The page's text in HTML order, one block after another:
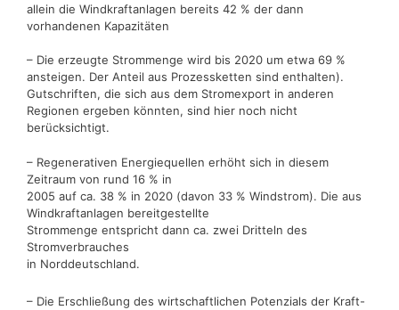
allein die Windkraftanlagen bereits 42 % der dann
vorhandenen Kapazitäten
– Die erzeugte Strommenge wird bis 2020 um etwa 69 %
ansteigen. Der Anteil aus Prozessketten sind enthalten).
Gutschriften, die sich aus dem Stromexport in anderen
Regionen ergeben könnten, sind hier noch nicht
berücksichtigt.
– Regenerativen Energiequellen erhöht sich in diesem
Zeitraum von rund 16 % in
2005 auf ca. 38 % in 2020 (davon 33 % Windstrom). Die aus
Windkraftanlagen bereitgestellte
Strommenge entspricht dann ca. zwei Dritteln des
Stromverbrauches
in Norddeutschland.
– Die Erschließung des wirtschaftlichen Potenzials der Kraft-